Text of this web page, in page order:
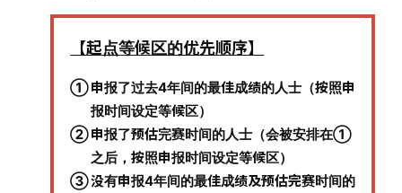
【起点等候区的优先顺序】
申报了过去4年间的最佳成绩的人士（按照申
报时间设定等候区）
申报了预估完赛时间的人士（会被安排在①
之后，按照申报时间设定等候区）
没有申报4年间的最佳成绩及预估完赛时间的